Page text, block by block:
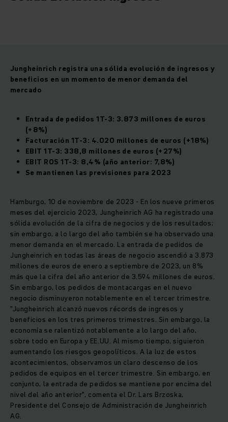
Jungheinrich registra una sólida evolución de ingresos y
beneficios en un momento de menor demanda del
mercado
Entrada de pedidos 1T-3: 3.873 millones de euros
(+8%)
Facturación 1T-3: 4.020 millones de euros (+18%)
EBIT 1T-3: 338,8 millones de euros (+27%)
EBIT ROS 1T-3: 8,4% (año anterior: 7,8%)
Se mantienen las previsiones para 2023
Hamburgo, 10 de noviembre de 2023 - En los nueve primeros
meses del ejercicio 2023, Jungheinrich AG ha registrado una
sólida evolución de la cifra de negocios y de los resultados;
sin embargo, a lo largo del año también se ha observado una
menor demanda en el mercado. La entrada de pedidos de
Jungheinrich en todas las áreas de negocio ascendió a 3.873
millones de euros de enero a septiembre de 2023, un 8%
más que la cifra del año anterior de 3.594 millones de euros.
Sin embargo, los pedidos de montacargas en el nuevo
negocio disminuyeron notablemente en el tercer trimestre.
"Jungheinrich alcanzó nuevos récords de ingresos y
beneficios en los tres primeros trimestres. Sin embargo, la
economía se ralentizó notablemente a lo largo del año,
sobre todo en Europa y EE.UU. Al mismo tiempo, siguieron
aumentando los riesgos geopolíticos. A la luz de estos
acontecimientos, observamos un claro descenso de los
pedidos de equipos en el tercer trimestre. Sin embargo, en
conjunto, la entrada de pedidos se mantiene por encima del
nivel del año anterior", comenta el Dr. Lars Brzoska,
Presidente del Consejo de Administración de Jungheinrich
AG.